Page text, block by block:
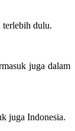
terlebih dulu.
juga dalam
juga Indonesia.